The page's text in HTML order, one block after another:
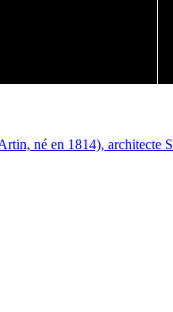
né en 1814), architecte